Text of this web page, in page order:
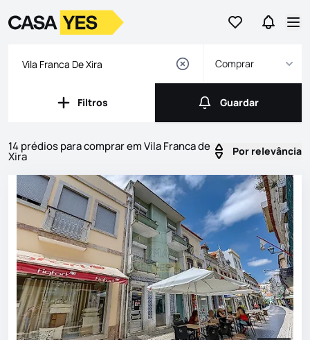
Ir para osIr para
LogoIr para a homepage
Comprar
Filtros
Filtros Guardar
Guardar
14 prédios para comprar em Vila Franca de
Xira Por relevância
Imóveis
Lista de Imóveis